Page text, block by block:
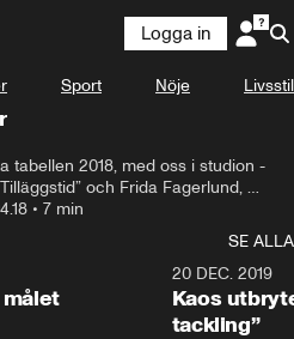
Logga in
Sport Nöje Livsstil
tabellen 2018, med oss i studion -
och Frida Fagerlund,
• 7 min
SE ALLA
20 DEC. 2019
Kaos
tackling”